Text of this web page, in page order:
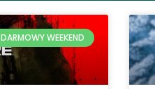
DARMOWY WEEKEND